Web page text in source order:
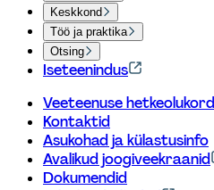
Keskkond
Töö ja praktika
Otsing
Iseteenindus
Veeteenuse hetkeolukord
Kontaktid
Asukohad ja külastusinfo
Avalikud joogiveekraanid
Dokumendid